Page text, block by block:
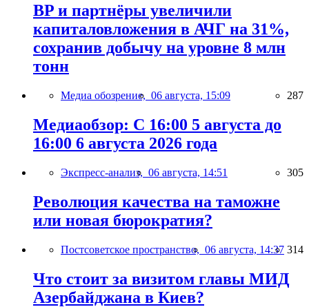
BP и партнёры увеличили
капиталовложения в АЧГ на 31%,
сохранив добычу на уровне 8 млн
тонн
Медиа обозрение, 06 августа, 15:09 287
Медиаобзор: С 16:00 5 августа до
16:00 6 августа 2026 года
Экспресс-анализ, 06 августа, 14:51 305
Революция качества на таможне
или новая бюрократия?
Постсоветское пространство, 06 августа, 14:37 314
Что стоит за визитом главы МИД
Азербайджана в Киев?